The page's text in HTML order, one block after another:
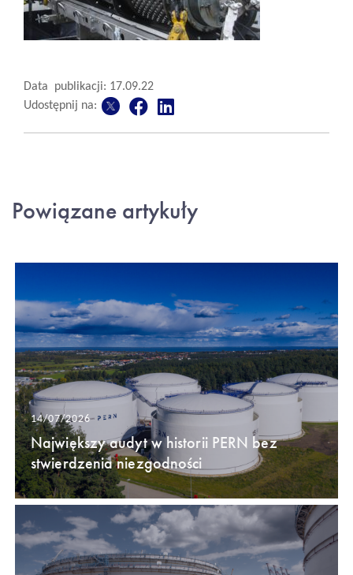
Data publikacji: 17.09.22
Udostępnij na:
Powiązane artykuły
14/07/2026
Największy audyt w historii PERN bez
stwierdzenia niezgodności